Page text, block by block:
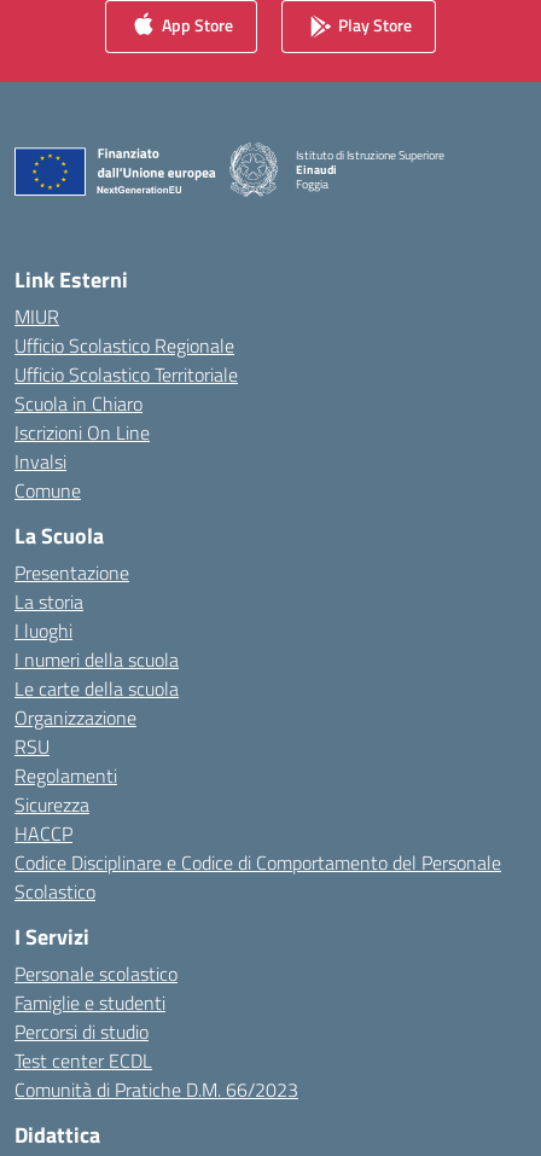
App Store Play Store
Istituto di Istruzione Superiore
Einaudi
Foggia
— Visita la pagina iniziale della scuola
Link Esterni
MIUR
Ufficio Scolastico Regionale
Ufficio Scolastico Territoriale
Scuola in Chiaro
Iscrizioni On Line
Invalsi
Comune
La Scuola
Presentazione
La storia
I luoghi
I numeri della scuola
Le carte della scuola
Organizzazione
RSU
Regolamenti
Sicurezza
HACCP
Codice Disciplinare e Codice di Comportamento del Personale
Scolastico
I Servizi
Personale scolastico
Famiglie e studenti
Percorsi di studio
Test center ECDL
Comunità di Pratiche D.M. 66/2023
Didattica